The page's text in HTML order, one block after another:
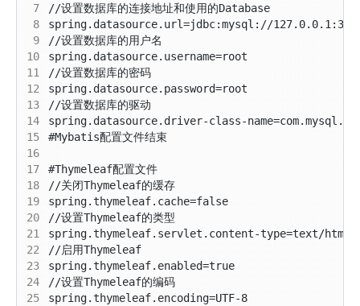
7
8
9
10
11
12
13
14
15
16
17
18
19
20
21
22
23
24
25